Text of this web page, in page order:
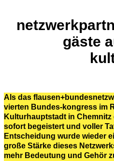
gäste
Als das
vierten Bundes-kongress im
Kulturhauptstadt in
sofort begeistert und voller
Entscheidung wurde wieder
große Stärke dieses
mehr Bedeutung und Gehör